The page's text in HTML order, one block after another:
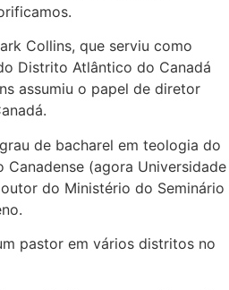
Collins, que serviu como
Distrito Atlântico do Canadá
assumiu o papel de diretor
de bacharel em teologia do
Canadense (agora Universidade
do Ministério do Seminário
pastor em vários distritos no